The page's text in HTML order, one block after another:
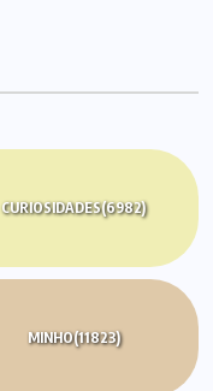
CURIOSIDADES(6982)
MINHO(11823)